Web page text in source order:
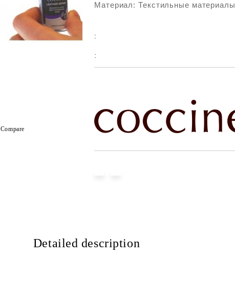
Материал: Текстильные материалы
:
:
Compare
Detailed description